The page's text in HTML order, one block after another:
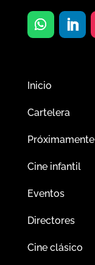
Inicio
Cartelera
Próximamente
Cine infantil
Eventos
Directores
Cine clásico